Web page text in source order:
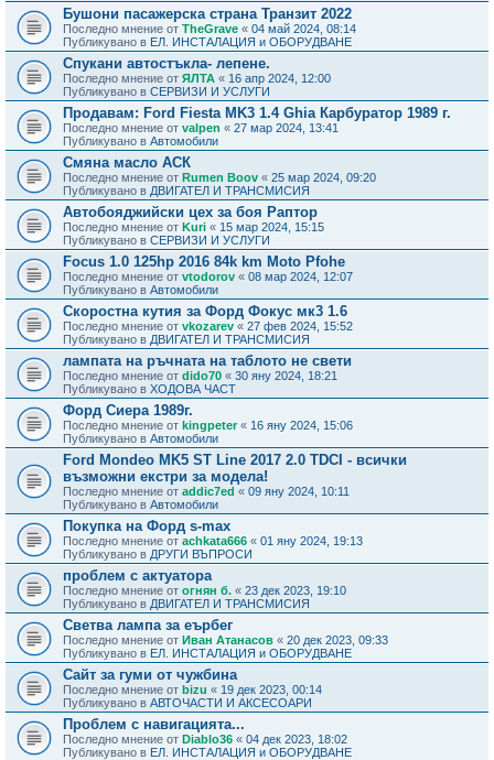
Бушони пасажерска страна Транзит 2022
Последно мнение от TheGrave « 04 май 2024, 08:14
Публикувано в ЕЛ. ИНСТАЛАЦИЯ и ОБОРУДВАНЕ
Спукани автостъкла- лепене.
Последно мнение от ЯЛТА « 16 апр 2024, 12:00
Публикувано в СЕРВИЗИ И УСЛУГИ
Продавам: Ford Fiesta MK3 1.4 Ghia Карбуратор 1989 г.
Последно мнение от valpen « 27 мар 2024, 13:41
Публикувано в Автомобили
Смяна масло АСК
Последно мнение от Rumen Boov « 25 мар 2024, 09:20
Публикувано в ДВИГАТЕЛ И ТРАНСМИСИЯ
Автобояджийски цех за боя Раптор
Последно мнение от Kuri « 15 мар 2024, 15:15
Публикувано в СЕРВИЗИ И УСЛУГИ
Focus 1.0 125hp 2016 84k km Moto Pfohe
Последно мнение от vtodorov « 08 мар 2024, 12:07
Публикувано в Автомобили
Скоростна кутия за Форд Фокус мк3 1.6
Последно мнение от vkozarev « 27 фев 2024, 15:52
Публикувано в ДВИГАТЕЛ И ТРАНСМИСИЯ
лампата на ръчната на таблото не свети
Последно мнение от dido70 « 30 яну 2024, 18:21
Публикувано в ХОДОВА ЧАСТ
Форд Сиера 1989г.
Последно мнение от kingpeter« 16 яну 2024, 15:06
Публикувано в Автомобили
Ford Mondeo MK5 ST Line 2017 2.0 TDCI - всички
възможни екстри за модела!
Последно мнение от addic7ed « 09 яну 2024, 10:11
Публикувано в Автомобили
Покупка на Форд s-max
Последно мнение от achkata666 « 01 яну 2024, 19:13
Публикувано в ДРУГИ ВЪПРОСИ
проблем с актуатора
Последно мнение от огнян б. « 23 дек 2023, 19:10
Публикувано в ДВИГАТЕЛ И ТРАНСМИСИЯ
Светва лампа за еърбег
Последно мнение от Иван Атанасов « 20 дек 2023, 09:33
Публикувано в ЕЛ. ИНСТАЛАЦИЯ и ОБОРУДВАНЕ
Сайт за гуми от чужбина
Последно мнение от bizu « 19 дек 2023, 00:14
Публикувано в АВТОЧАСТИ И АКСЕСОАРИ
Проблем с навигацията...
Последно мнение от Diablo36 « 04 дек 2023, 18:02
Публикувано в ЕЛ. ИНСТАЛАЦИЯ и ОБОРУДВАНЕ